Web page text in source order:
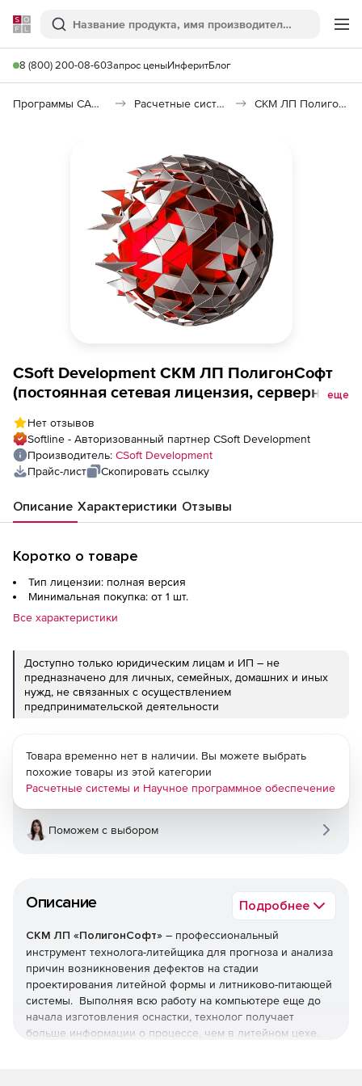
Softline
Поиск
8 (800) 200-08-60Запрос ценыИнферитБлог
Программы САПР и ГИС Расчетные системы и Научное программное обеспечение СКМ ЛП ПолигонСофт
CSoft Development СКМ ЛП ПолигонСофт
(постоянная сетевая лицензия, сервернаяеще
Нет отзывов
Softline - Авторизованный партнер CSoft Development
Производитель: CSoft Development
Прайс-лист
Скопировать ссылку
Описание Характеристики Отзывы
Коротко о товаре
Тип лицензии: полная версия
Минимальная покупка: от 1 шт.
Все характеристики
Доступно только юридическим лицам и ИП – не
предназначено для личных, семейных, домашних и иных
нужд, не связанных с осуществлением
предпринимательской деятельности
Описание Подробнее
СКМ ЛП «ПолигонСофт» – профессиональный
инструмент технолога-литейщика для прогноза и анализа
причин возникновения дефектов на стадии
проектирования литейной формы и литниково-питающей
системы. Выполняя всю работу на компьютере еще до
начала изготовления оснастки, технолог получает
больше информации о процессе, чем в литейном цехе.
Товара временно нет в наличии. Вы можете выбрать
похожие товары из этой категории
Расчетные системы и Научное программное обеспечение
Поможем с выбором